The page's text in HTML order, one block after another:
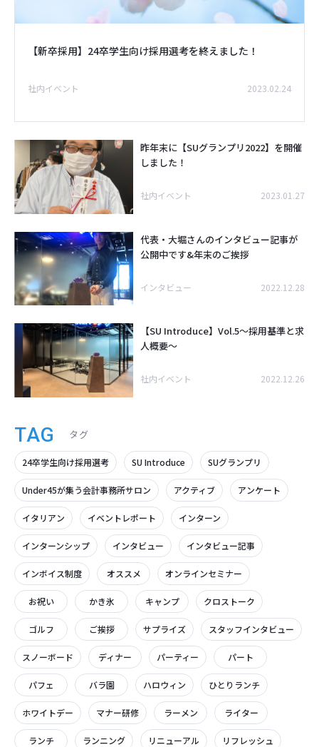
【新卒採用】24卒学生向け採用選考を終えました！
社内イベント 2023.02.24
昨年末に【SUグランプリ2022】を開催
しました！
社内イベント 2023.01.27
代表・大堀さんのインタビュー記事が
公開中です&年末のご挨拶
インタビュー 2022.12.28
【SU Introduce】Vol.5～採用基準と求
人概要～
社内イベント 2022.12.26
TAG タグ
24卒学生向け採用選考 SU Introduce SUグランプリ
Under45が集う会計事務所サロン アクティブ アンケート
イタリアン イベントレポート インターン
インターンシップ インタビュー インタビュー記事
インボイス制度 オススメ オンラインセミナー
お祝い かき氷 キャンプ クロストーク
ゴルフ ご挨拶 サプライズ スタッフインタビュー
スノーボード ディナー パーティー パート
パフェ バラ園 ハロウィン ひとりランチ
ホワイトデー マナー研修 ラーメン ライター
ランチ ランニング リニューアル リフレッシュ